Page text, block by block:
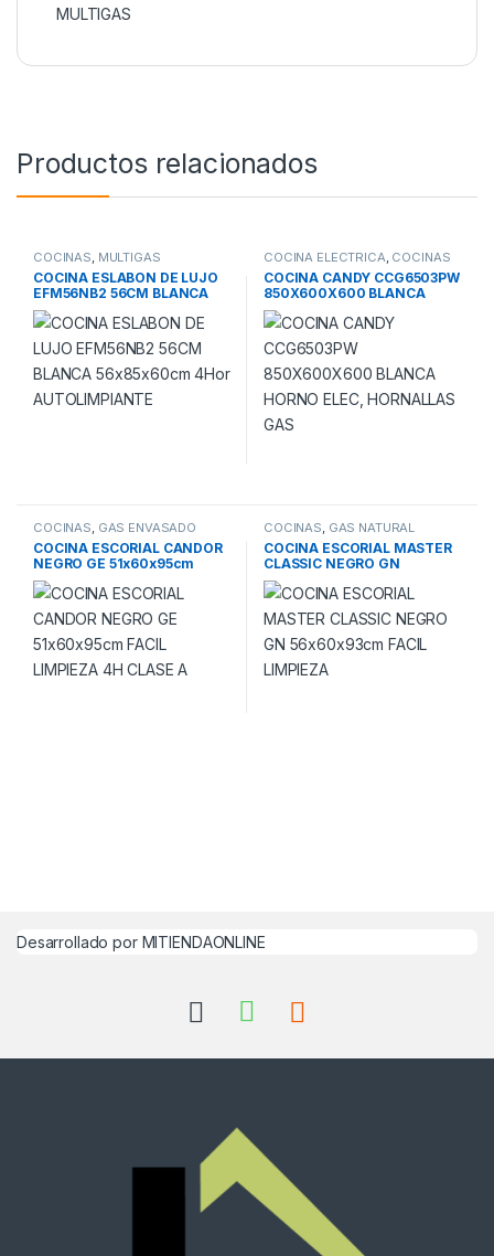
MULTIGAS
Productos relacionados
COCINAS, MULTIGAS
COCINA ESLABON DE LUJO
EFM56NB2 56CM BLANCA
56x85x60cm 4Hor
AUTOLIMPIANTE
COCINA ELECTRICA, COCINAS
COCINA CANDY CCG6503PW
850X600X600 BLANCA
HORNO ELEC, HORNALLAS
GAS
COCINAS GAS ENVASADO
COCINA ESCORIAL CANDOR
NEGRO GE 51x60x95cm
FACIL LIMPIEZA 4H CLASE A
COCINAS GAS NATURAL
COCINA ESCORIAL MASTER
CLASSIC NEGRO GN
56x60x93cm FACIL LIMPIEZA
Desarrollado por MITIENDAONLINE